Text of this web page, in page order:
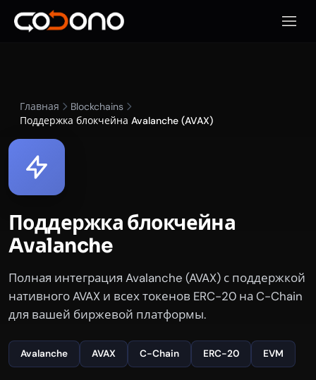
Главная
Blockchains
Поддержка блокчейна Avalanche (AVAX)
Поддержка блокчейна
Avalanche
Полная интеграция Avalanche (AVAX) с поддержкой
нативного AVAX и всех токенов ERC-20 на C-Chain
для вашей биржевой платформы.
Avalanche AVAX C-Chain ERC-20 EVM